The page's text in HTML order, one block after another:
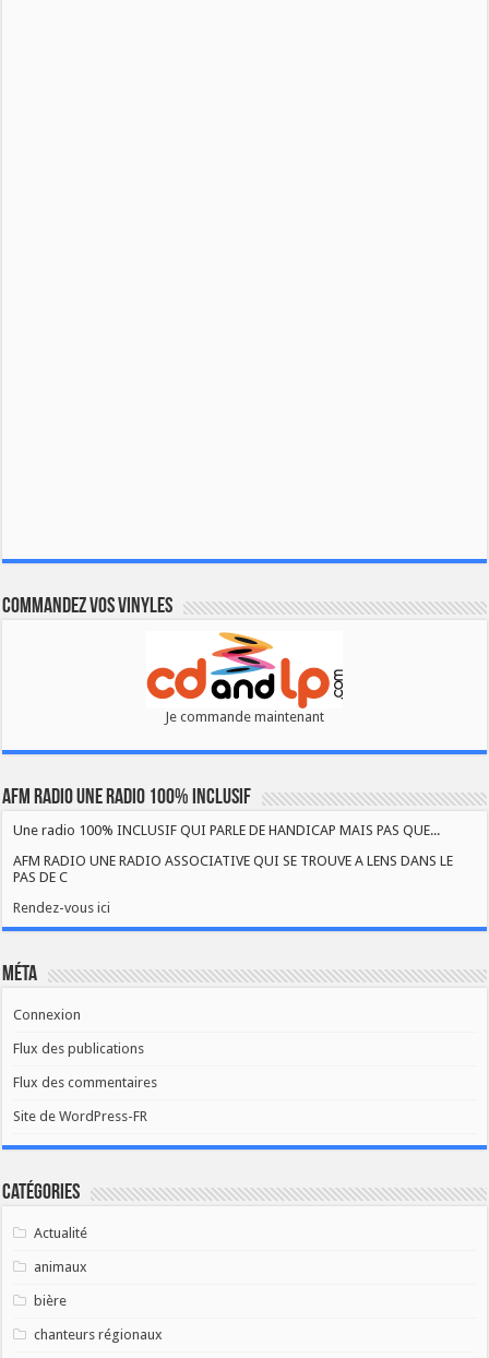
Commandez vos vinyles
Je commande maintenant
AFM RADIO UNE RADIO 100% INCLUSIF
Une radio 100% INCLUSIF QUI PARLE DE HANDICAP MAIS PAS QUE...
AFM RADIO UNE RADIO ASSOCIATIVE QUI SE TROUVE A LENS DANS LE
PAS DE C
Rendez-vous ici
Méta
Connexion
Flux des publications
Flux des commentaires
Site de WordPress-FR
Catégories
Actualité
animaux
bière
chanteurs régionaux